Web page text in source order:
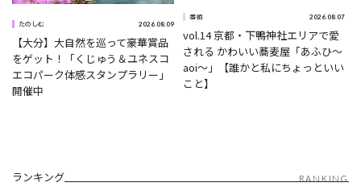
たのしむ 2026.08.09
【大分】大自然を巡って豪華賞品
をゲット！「くじゅう＆ユネスコ
エコパーク体感スタンプラリー」
開催中
番組 2026.08.07
vol.14 京都・下鴨神社エリアで愛
される かわいい蕎麦屋「あふひ〜
aoi〜」【誰かと私にちょっといい
こと】
ランキング RANKING